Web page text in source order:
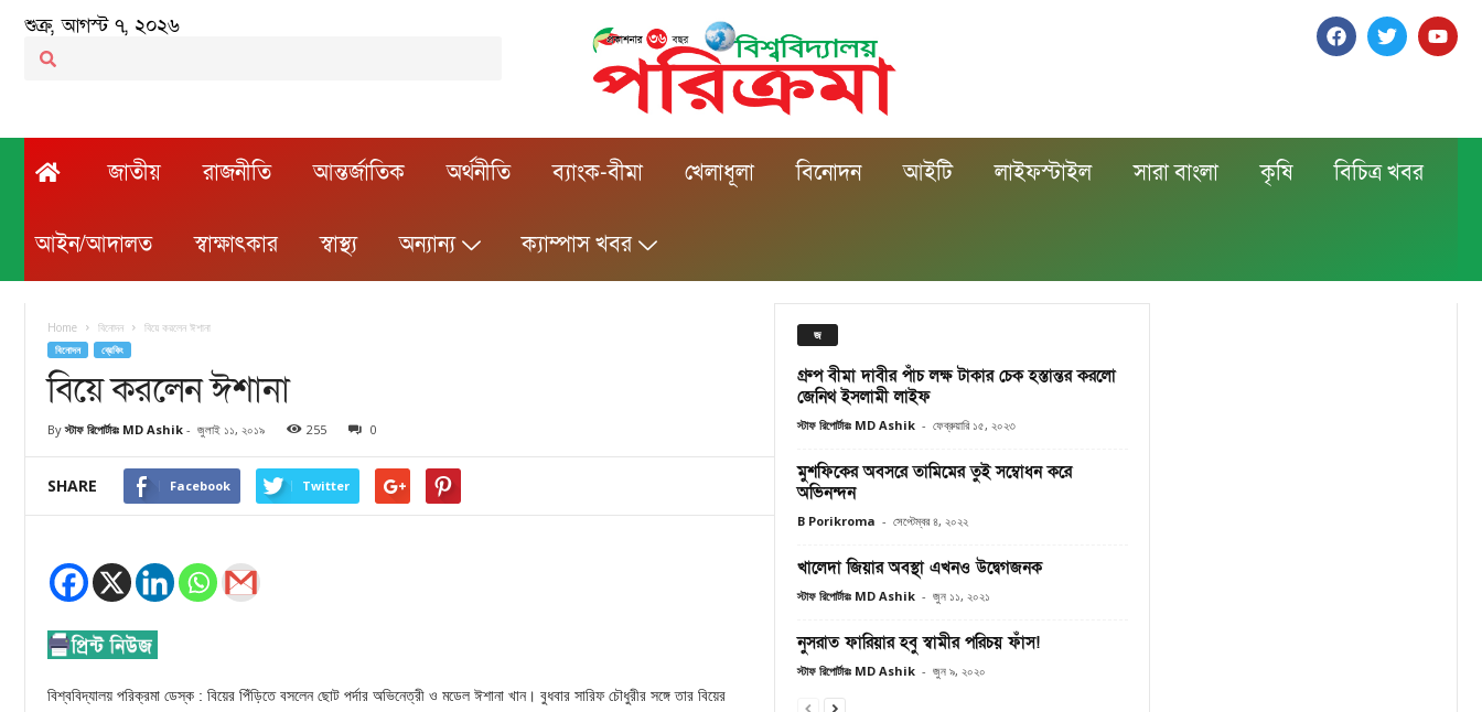
শুক্র, আগস্ট ৭, ২০২৬
জাতীয় রাজনীতি আন্তর্জাতিক অর্থনীতি ব্যাংক-বীমা খেলাধূলা বিনোদন আইটি লাইফস্টাইল সারা বাংলা কৃষি বিচিত্র খবর
আইন/আদালত স্বাক্ষাৎকার স্বাস্থ্য অন্যান্য ক্যাম্পাস খবর
Home বিনোদন বিয়ে করলেন ঈশানা
বিনোদন ব্রেকিং
বিয়ে করলেন ঈশানা
By স্টাফ রিপোর্টারঃ MD Ashik - জুলাই ১১, ২০১৯ 255 0
SHARE Facebook Twitter
বিশ্ববিদ্যালয় পরিক্রমা ডেস্ক : বিয়ের পিঁড়িতে বসলেন ছোট পর্দার অভিনেত্রী ও মডেল ঈশানা খান। বুধবার সারিফ চৌধুরীর সঙ্গে তার বিয়ের
জ
গ্রুপ বীমা দাবীর পাঁচ লক্ষ টাকার চেক হস্তান্তর করলো
জেনিথ ইসলামী লাইফ
স্টাফ রিপোর্টারঃ MD Ashik - ফেব্রুয়ারি ১৫, ২০২৩
মুশফিকের অবসরে তামিমের তুই সম্বোধন করে
অভিনন্দন
B Porikroma - সেপ্টেম্বর ৪, ২০২২
খালেদা জিয়ার অবস্থা এখনও উদ্বেগজনক
স্টাফ রিপোর্টারঃ MD Ashik - জুন ১১, ২০২১
নুসরাত ফারিয়ার হবু স্বামীর পরিচয় ফাঁস!
স্টাফ রিপোর্টারঃ MD Ashik - জুন ৯, ২০২০